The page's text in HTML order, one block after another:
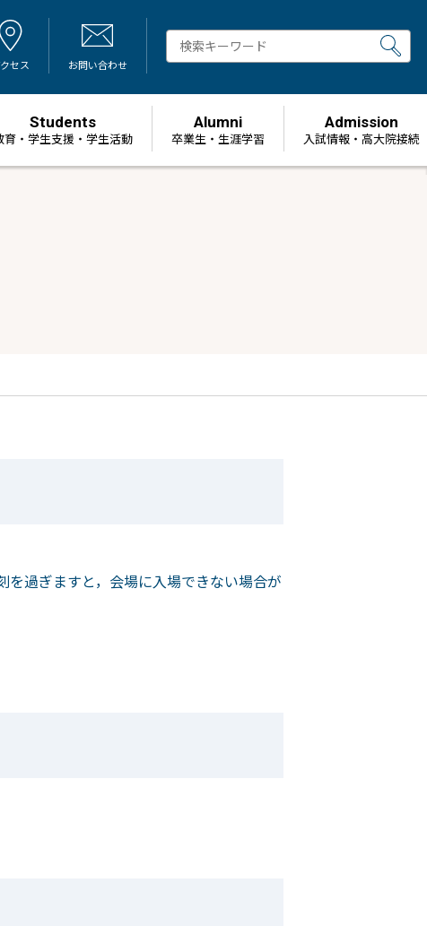
セス お問い合わせ
Students
育・学生支援・学生活動
Alumni
卒業生・生涯学習
Admission
⼊試情報・高大院接続
過ぎますと，会場に入場できない場合が